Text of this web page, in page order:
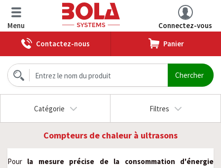
Menu
Connectez-vous
Contactez-nous
Panier
Catégorie Filtres
Compteurs de chaleur à ultrasons
Pour la mesure précise de la consommation d'énergie